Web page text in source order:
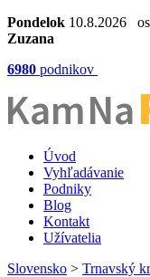
Pondelok 10.8.2026
Zuzana
6980 podnikov
Kam Na
Úvod
Vyhľadávanie
Podniky
Blog
Kontakt
Užívatelia
Slovensko > Trnavský